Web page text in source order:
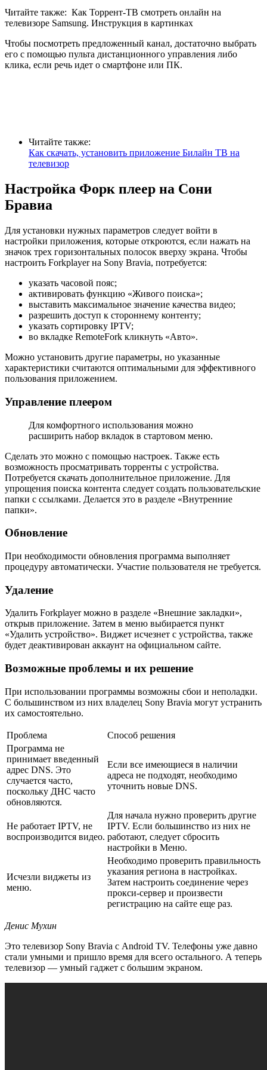
Читайте также: Как Торрент-ТВ смотреть онлайн на
телевизоре Samsung. Инструкция в картинках
Чтобы посмотреть предложенный канал, достаточно выбрать
его с помощью пульта дистанционного управления либо
клика, если речь идет о смартфоне или ПК.
Читайте также:
Как скачать, установить приложение Билайн ТВ на
телевизор
Настройка Форк плеер на Сони
Бравиа
Для установки нужных параметров следует войти в
настройки приложения, которые откроются, если нажать на
значок трех горизонтальных полосок вверху экрана. Чтобы
настроить Forkplayer на Sony Bravia, потребуется:
указать часовой пояс;
активировать функцию «Живого поиска»;
выставить максимальное значение качества видео;
разрешить доступ к стороннему контенту;
указать сортировку IPTV;
во вкладке RemoteFork кликнуть «Авто».
Можно установить другие параметры, но указанные
характеристики считаются оптимальными для эффективного
пользования приложением.
Управление плеером
Для комфортного использования можно
расширить набор вкладок в стартовом меню.
Сделать это можно с помощью настроек. Также есть
возможность просматривать торренты с устройства.
Потребуется скачать дополнительное приложение. Для
упрощения поиска контента следует создать пользовательские
папки с ссылками. Делается это в разделе «Внутренние
папки».
Обновление
При необходимости обновления программа выполняет
процедуру автоматически. Участие пользователя не требуется.
Удаление
Удалить Forkplayer можно в разделе «Внешние закладки»,
открыв приложение. Затем в меню выбирается пункт
«Удалить устройство». Виджет исчезнет с устройства, также
будет деактивирован аккаунт на официальном сайте.
Возможные проблемы и их решение
При использовании программы возможны сбои и неполадки.
С большинством из них владелец Sony Bravia могут устранить
их самостоятельно.
Проблема
Способ решения
Программа не
принимает введенный
адрес DNS. Это
случается часто,
поскольку ДНС часто
обновляются.
Если все имеющиеся в наличии
адреса не подходят, необходимо
уточнить новые DNS.
Не работает IPTV, не
воспроизводится видео.
Для начала нужно проверить другие
IPTV. Если большинство из них не
работают, следует сбросить
настройки в Меню.
Исчезли виджеты из
меню.
Необходимо проверить правильность
указания региона в настройках.
Затем настроить соединение через
прокси-сервер и произвести
регистрацию на сайте еще раз.
Денис Мухин
Это телевизор Sony Bravia с Android TV. Телефоны уже давно
стали умными и пришло время для всего остального. А теперь
телевизор — умный гаджет с большим экраном.